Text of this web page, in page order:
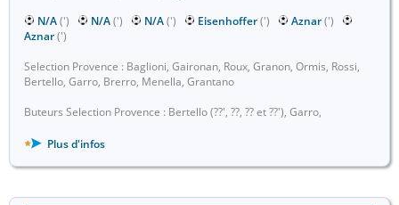
N/A(') N/A(') N/A(') Eisenhoffer(') Aznar(')
Aznar(')
Selection Provence : Baglioni, Gaironan, Roux, Granon, Ormis, Rossi,
Bertello, Garro, Brerro, Menella, Grantano
Buteurs Selection Provence : Bertello (??', ??, ?? et ??'), Garro,
Plus d'infos